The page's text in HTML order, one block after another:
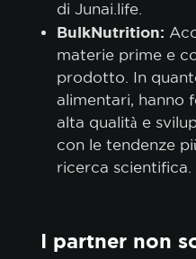
di Junai.life.
BulkNutrition:
materie prime e
prodotto. In
alimentari, hanno
alta qualità e
con le tendenze
ricerca scientifica.
I partner non